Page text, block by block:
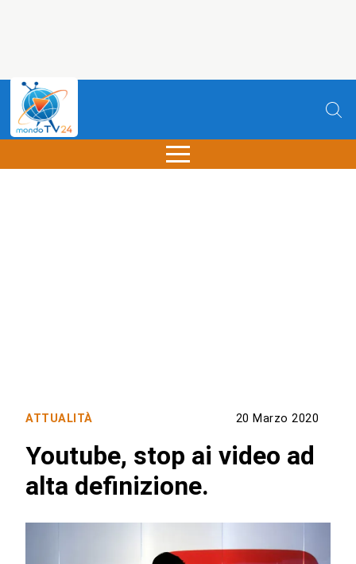
ATTUALITÀ 20 Marzo 2020
Youtube, stop ai video ad
alta definizione.